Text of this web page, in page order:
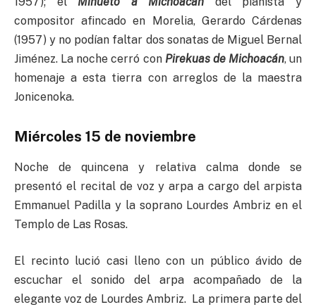
compositor afincado en Morelia, Gerardo Cárdenas
(1957) y no podían faltar dos sonatas de Miguel Bernal
Jiménez. La noche cerró con Pirekuas de Michoacán, un
homenaje a esta tierra con arreglos de la maestra
Jonicenoka.
Miércoles 15 de noviembre
Noche de quincena y relativa calma donde se
presentó el recital de voz y arpa a cargo del arpista
Emmanuel Padilla y la soprano Lourdes Ambriz en el
Templo de Las Rosas.
El recinto lució casi lleno con un público ávido de
escuchar el sonido del arpa acompañado de la
elegante voz de Lourdes Ambriz. La primera parte del